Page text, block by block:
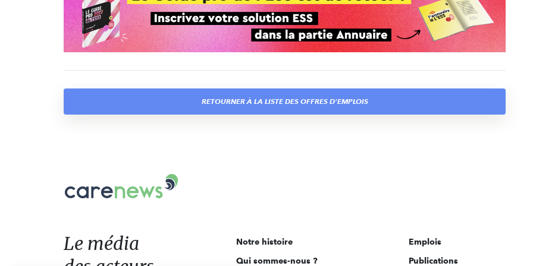
RETOURNER À LA LISTE DES OFFRES D'EMPLOIS
Le
acteurs
de
Le média
Notre histoire
Qui sommes-nous ?
Emplois
Publications